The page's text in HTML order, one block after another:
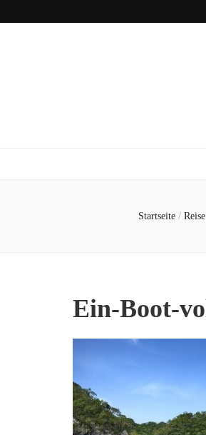
Startseite / Reise
Ein-Boot-